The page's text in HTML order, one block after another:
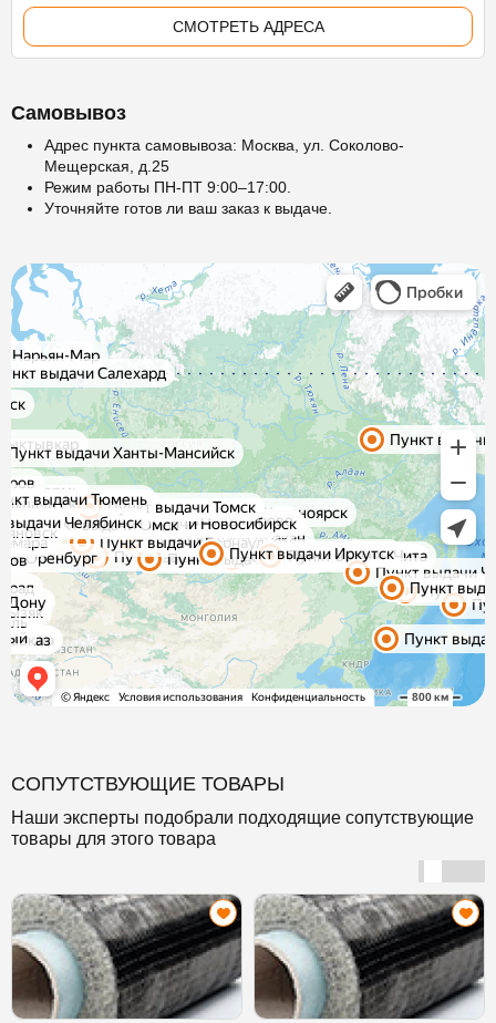
СМОТРЕТЬ АДРЕСА
Самовывоз
Адрес пункта самовывоза: Москва, ул. Соколово-
Мещерская, д.25
Режим работы ПН-ПТ 9:00–17:00.
Уточняйте готов ли ваш заказ к выдаче.
СОПУТСТВУЮЩИЕ ТОВАРЫ
Наши эксперты подобрали подходящие сопутствующие
товары для этого товара